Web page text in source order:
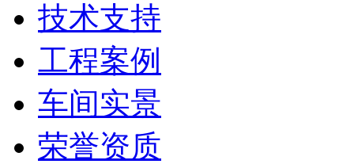
技术支持
工程案例
车间实景
荣誉资质